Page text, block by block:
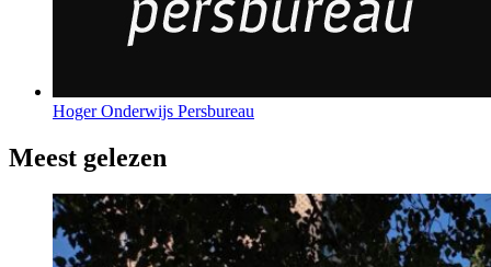
Hoger Onderwijs Persbureau
Meest gelezen